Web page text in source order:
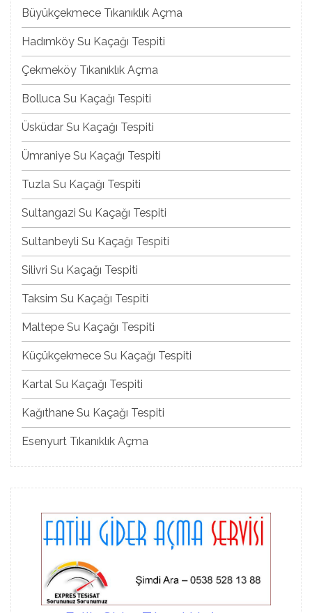
Büyükçekmece Tıkanıklık Açma
Hadımköy Su Kaçağı Tespiti
Çekmeköy Tıkanıklık Açma
Bolluca Su Kaçağı Tespiti
Üsküdar Su Kaçağı Tespiti
Ümraniye Su Kaçağı Tespiti
Tuzla Su Kaçağı Tespiti
Sultangazi Su Kaçağı Tespiti
Sultanbeyli Su Kaçağı Tespiti
Silivri Su Kaçağı Tespiti
Taksim Su Kaçağı Tespiti
Maltepe Su Kaçağı Tespiti
Küçükçekmece Su Kaçağı Tespiti
Kartal Su Kaçağı Tespiti
Kağıthane Su Kaçağı Tespiti
Esenyurt Tıkanıklık Açma